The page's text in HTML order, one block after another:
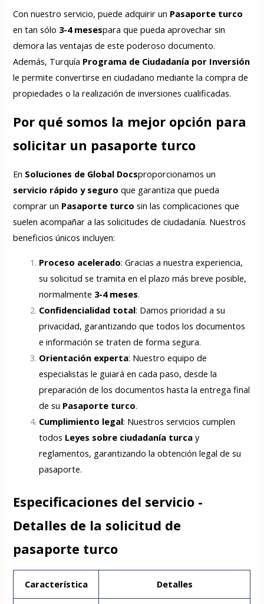
Con nuestro servicio, puede adquirir un Pasaporte turco
en tan sólo 3-4 mesespara que pueda aprovechar sin
demora las ventajas de este poderoso documento.
Además, Turquía Programa de Ciudadanía por Inversión
le permite convertirse en ciudadano mediante la compra de
propiedades o la realización de inversiones cualificadas.
Por qué somos la mejor opción para
solicitar un pasaporte turco
En Soluciones de Global Docsproporcionamos un
servicio rápido y seguro que garantiza que pueda
comprar un Pasaporte turco sin las complicaciones que
suelen acompañar a las solicitudes de ciudadanía. Nuestros
beneficios únicos incluyen:
Proceso acelerado: Gracias a nuestra experiencia,
su solicitud se tramita en el plazo más breve posible,
normalmente 3-4 meses.
Confidencialidad total: Damos prioridad a su
privacidad, garantizando que todos los documentos
e información se traten de forma segura.
Orientación experta: Nuestro equipo de
especialistas le guiará en cada paso, desde la
preparación de los documentos hasta la entrega final
de su Pasaporte turco.
Cumplimiento legal: Nuestros servicios cumplen
todos Leyes sobre ciudadanía turca y
reglamentos, garantizando la obtención legal de su
pasaporte.
Especificaciones del servicio -
Detalles de la solicitud de
pasaporte turco
Característica Detalles